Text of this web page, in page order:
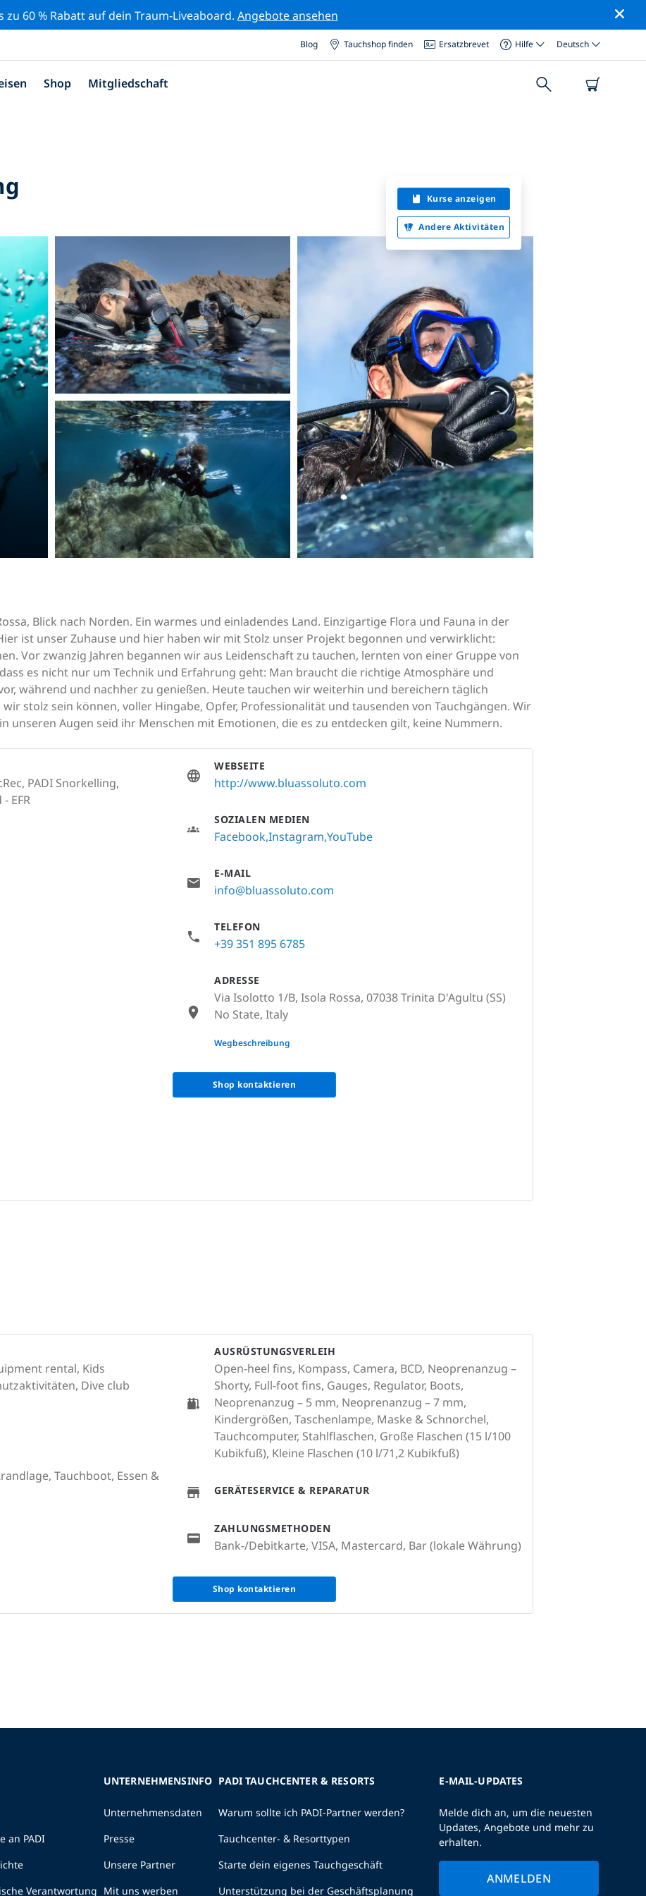
zu 60 % Rabatt auf dein Traum-Liveaboard. Angebote ansehen
Blog Tauchshop finden Ersatzbrevet Hilfe Deutsch
Shop Mitgliedschaft
Kurse anzeigen
Andere Aktivitäten
Blick nach Norden. Ein warmes und einladendes Land. Einzigartige Flora und Fauna in der
ist unser Zuhause und hier haben wir mit Stolz unser Projekt begonnen und verwirklicht:
Vor zwanzig Jahren begannen wir aus Leidenschaft zu tauchen, lernten von einer Gruppe von
es nicht nur um Technik und Erfahrung geht: Man braucht die richtige Atmosphäre und
während und nachher zu genießen. Heute tauchen wir weiterhin und bereichern täglich
stolz sein können, voller Hingabe, Opfer, Professionalität und tausenden von Tauchgängen. Wir
unseren Augen seid ihr Menschen mit Emotionen, die es zu entdecken gilt, keine Nummern.
PADI Snorkelling,
EFR
WEBSEITE
http://www.bluassoluto.com
SOZIALEN MEDIEN
FacebookInstagram YouTube
E-MAIL
info@bluassoluto.com
TELEFON
+39 351 895 6785
ADRESSE
Via Isolotto 1/B, Isola Rossa, 07038 Trinita D'Agultu (SS)
No State, Italy
None
Wegbeschreibung
Shop kontaktieren
rental, Kids
Dive club
Tauchboot, Essen &
AUSRÜSTUNGSVERLEIH
Open-heel fins, Kompass, Camera, BCD, Neoprenanzug –
Shorty, Full-foot fins, Gauges, Regulator, Boots,
Neoprenanzug – 5 mm, Neoprenanzug – 7 mm,
Kindergrößen, Taschenlampe, Maske & Schnorchel,
Tauchcomputer, Stahlflaschen, Große Flaschen (15 l/100
Kubikfuß), Kleine Flaschen (10 l/71,2 Kubikfuß)
GERÄTESERVICE & REPARATUR
ZAHLUNGSMETHODEN
Bank-/Debitkarte, VISA, Mastercard, Bar (lokale Währung)
Shop kontaktieren
an PADI
Verantwortung
UNTERNEHMENSINFO
Unternehmensdaten
Presse
Unsere Partner
Mit uns werben
PADI TAUCHCENTER & RESORTS
Warum sollte ich PADI-Partner werden?
Tauchcenter- & Resorttypen
Starte dein eigenes Tauchgeschäft
Unterstützung bei der Geschäftsplanung
E-MAIL-UPDATES
Melde dich an, um die neuesten
Updates, Angebote und mehr zu
erhalten.
ANMELDEN